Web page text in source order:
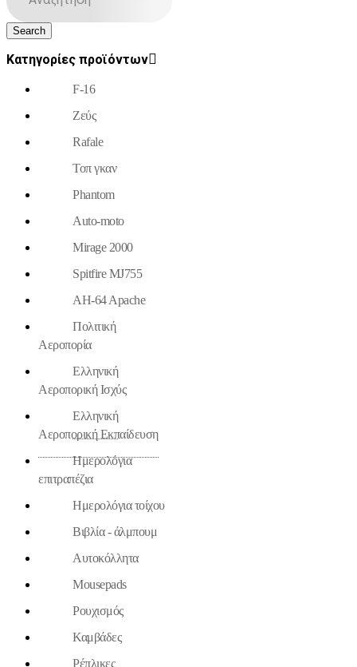
Κατηγορίες προϊόντων
F-16
Ζεύς
Rafale
Τοπ γκαν
Phantom
Auto-moto
Mirage 2000
Spitfire MJ755
AH-64 Apache
Πολιτική
Αεροπορία
Ελληνική
Αεροπορική Ισχύς
Ελληνική
Αεροπορική Εκπαίδευση
Ημερολόγια
επιτραπέζια
Ημερολόγια τοίχου
Βιβλία - άλμπουμ
Aυτοκόλλητα
Mousepads
Ρουχισμός
Καμβάδες
Ρέπλικες